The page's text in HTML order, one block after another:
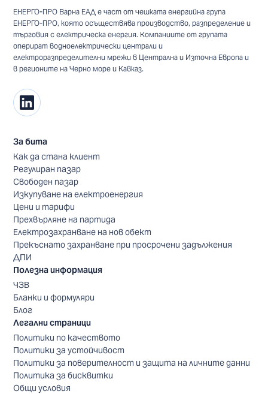
ЕНЕРГО-ПРО Варна ЕАД е част от чешката енергийна група
ЕНЕРГО-ПРО, която осъществява производство, разпределение и
търговия с електрическа енергия. Компаниите от групата
оперират водноелектрически централи и
електроразпределителни мрежи в Централна и Източна Европа и
в регионите на Черно море и Кавказ.
За бита
Как да стана клиент
Регулиран пазар
Свободен пазар
Изкупуване на електроенергия
Цени и тарифи
Прехвърляне на партида
Електрозахранване на нов обект
Прекъснато захранване при просрочени задължения
ДПИ
Полезна информация
ЧЗВ
Бланки и формуляри
Блог
Легални страници
Политики по качеството
Политики за устойчивост
Политики за поверителност и защита на личните данни
Политика за бисквитки
Общи условия